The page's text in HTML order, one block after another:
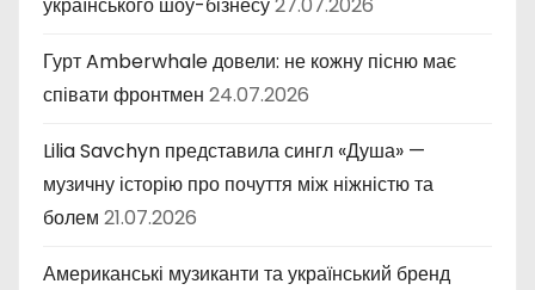
українського шоу-бізнесу27.07.2026
Гурт Amberwhale довели: не кожну пісню має
співати фронтмен 24.07.2026
Lilia Savchyn представила сингл «Душа» —
музичну історію про почуття між ніжністю та
болем 21.07.2026
Американські музиканти та український бренд